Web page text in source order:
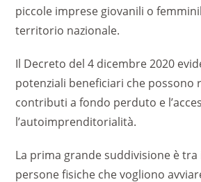
piccole imprese giovanili o
territorio nazionale.
Il Decreto del 4 dicembre 2020
potenziali beneficiari che possono
contributi a fondo perduto e
l’autoimprenditorialità.
La prima grande suddivisione è
persone fisiche che vogliono